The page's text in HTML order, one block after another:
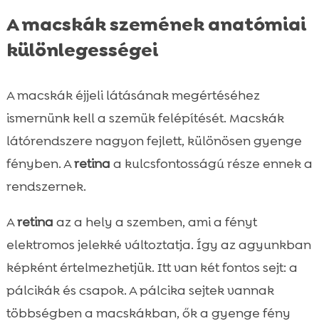
A macskák szemének anatómiai
különlegességei
A macskák éjjeli látásának megértéséhez
ismernünk kell a szemük felépítését. Macskák
látórendszere nagyon fejlett, különösen gyenge
fényben. Aretina a kulcsfontosságú része ennek a
rendszernek.
Aretina az a hely a szemben, ami a fényt
elektromos jelekké változtatja. Így az agyunkban
képként értelmezhetjük. Itt van két fontos sejt: a
pálcikák és csapok. A pálcika sejtek vannak
többségben a macskákban, ők a gyenge fény